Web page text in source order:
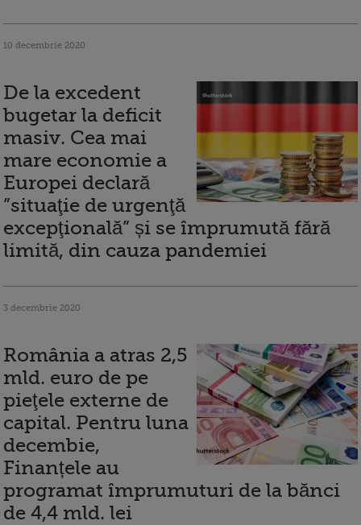
10 decembrie 2020
De la excedent
bugetar la deficit
masiv. Cea mai
mare economie a
Europei declară
”situaţie de urgenţă
excepţională” și se împrumută fără
limită, din cauza pandemiei
3 decembrie 2020
România a atras 2,5
mld. euro de pe
pieţele externe de
capital. Pentru luna
decembie,
Finanțele au
programat împrumuturi de la bănci
de 4,4 mld. lei